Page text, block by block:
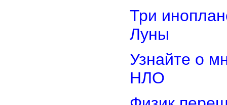
Три
Луны
Узнайте о
НЛО